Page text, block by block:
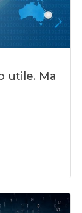
utile. Ma